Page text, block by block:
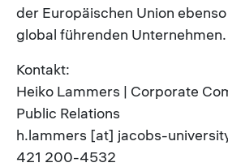
der Europäischen Union
global führenden Unternehmen.
Kontakt:
Heiko Lammers | Corporate
Public Relations
h.lammers [at] jacobs-
421 200-4532